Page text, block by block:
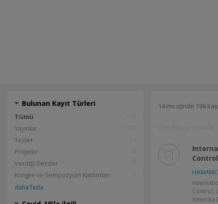
Bulunan Kayıt Türleri
Tümü
Yayınlar
Tezler
Projeler
Verdiği Dersler
Kongre ve Sempozyum Katılımları
daha fazla
14 ms içinde 196
Control
Control,
Amerika